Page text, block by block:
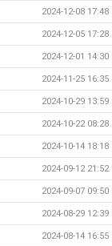
2024-12-08 17:48
2024-12-05 17:28
2024-12-01 14:30
2024-11-25 16:35
2024-10-29 13:59
2024-10-22 08:28
2024-10-14 18:18
2024-09-12 21:52
2024-09-07 09:50
2024-08-29 12:39
2024-08-14 16:55